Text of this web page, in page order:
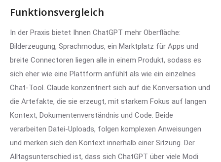
Funktionsvergleich
In der Praxis bietet Ihnen ChatGPT mehr Oberfläche:
Bilderzeugung, Sprachmodus, ein Marktplatz für Apps und
breite Connectoren liegen alle in einem Produkt, sodass es
sich eher wie eine Plattform anfühlt als wie ein einzelnes
Chat-Tool. Claude konzentriert sich auf die Konversation und
die Artefakte, die sie erzeugt, mit starkem Fokus auf langen
Kontext, Dokumentenverständnis und Code. Beide
verarbeiten Datei-Uploads, folgen komplexen Anweisungen
und merken sich den Kontext innerhalb einer Sitzung. Der
Alltagsunterschied ist, dass sich ChatGPT über viele Modi